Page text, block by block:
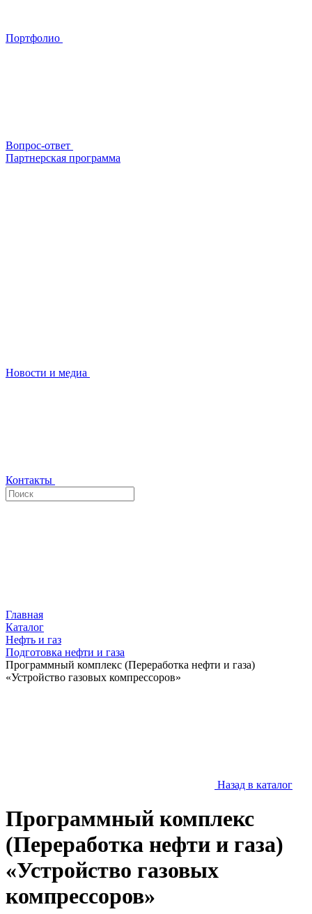
Портфолио
Вопрос-ответ
Партнерская программа
Новости и медиа
Контакты
Главная
Каталог
Нефть и газ
Подготовка нефти и газа
Программный комплекс (Переработка нефти и газа)
«Устройство газовых компрессоров»
Назад в каталог
Программный комплекс
(Переработка нефти и газа)
«Устройство газовых
компрессоров»